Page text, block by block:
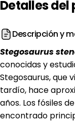
Detallesdel
Descripción y
Stegosaurus
conocidas y
Stegosaurus, que
tardío, hace
años. Los fósiles
encontrado